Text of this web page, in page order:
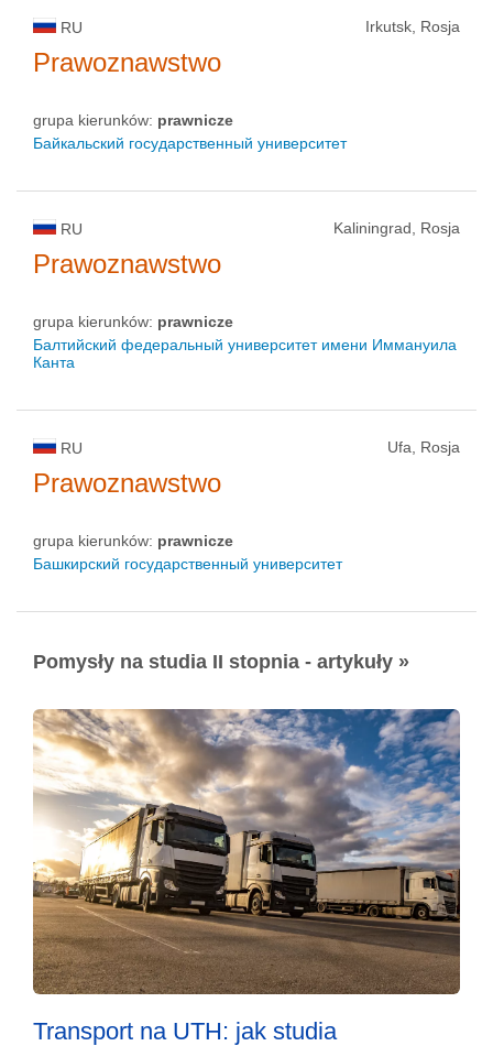
RU Irkutsk, Rosja
Prawoznawstwo
grupa kierunków: prawnicze
Байкальский государственный университет
RU Kaliningrad, Rosja
Prawoznawstwo
grupa kierunków: prawnicze
Балтийский федеральный университет имени Иммануила
Канта
RU Ufa, Rosja
Prawoznawstwo
grupa kierunków: prawnicze
Башкирский государственный университет
Pomysły na studia II stopnia - artykuły »
Transport na UTH: jak studia